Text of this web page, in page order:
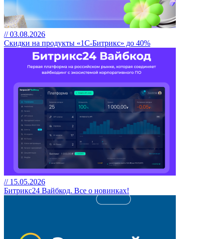
// 03.08.2026
Скидки на продукты «1С-Битрикс» до 40%
// 15.05.2026
Битрикс24 Вайбкод. Все о новинках!